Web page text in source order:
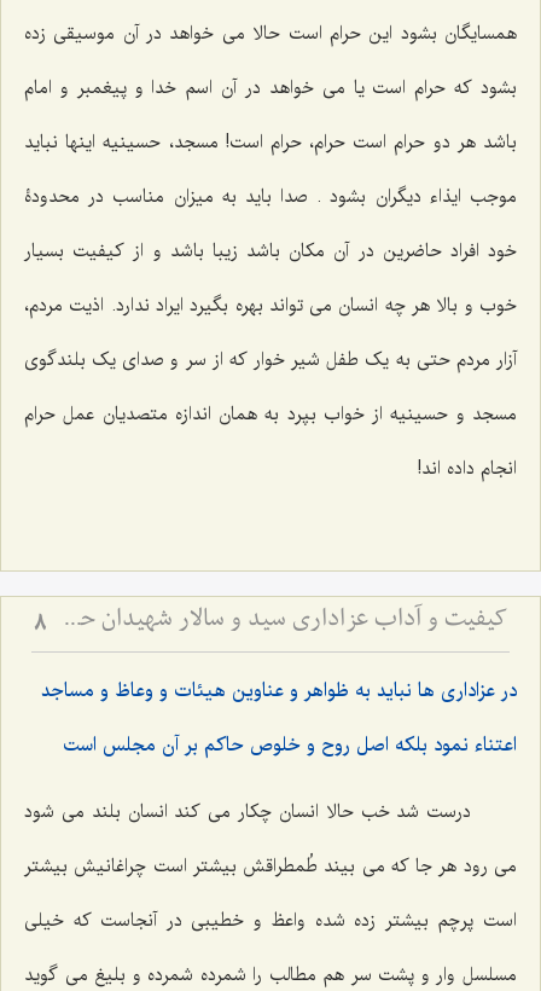
همسایگان بشود این حرام است حالا می خواهد در آن موسیقی زده
بشود که حرام است یا می خواهد در آن اسم خدا و پیغمبر و امام
باشد هر دو حرام است حرام، حرام است! مسجد، حسینیه اینها نباید
موجب ایذاء دیگران بشود . صدا باید به میزان مناسب در محدودۀ
خود افراد حاضرین در آن مکان باشد زیبا باشد و از کیفیت بسیار
خوب و بالا هر چه انسان می تواند بهره بگیرد ایراد ندارد. اذیت مردم،
آزار مردم حتی به یک طفل شیر خوار که از سر و صدای یک بلندگوی
مسجد و حسینیه از خواب بپرد به همان اندازه متصدیان عمل حرام
انجام داده اند!
کیفیت و آداب عزاداری سید و سالار شهیدان حضرت أباعبداللَه الحسین علیه السلام 8
در عزاداری ها نباید به ظواهر و عناوین هیئات و وعاظ و مساجد
اعتناء نمود بلکه اصل روح و خلوص حاکم بر آن مجلس است
درست شد خب حالا انسان چکار می کند انسان بلند می شود
می رود هر جا که می بیند طُمطراقش بیشتر است چراغانیش بیشتر
است پرچم بیشتر زده شده واعظ و خطیبی در آنجاست که خیلی
مسلسل وار و پشت سر هم مطالب را شمرده شمرده و بلیغ می گوید